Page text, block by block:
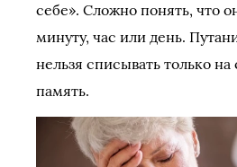
себе». Сложно понять, что
минуту, час или день.
нельзя списывать только
память.